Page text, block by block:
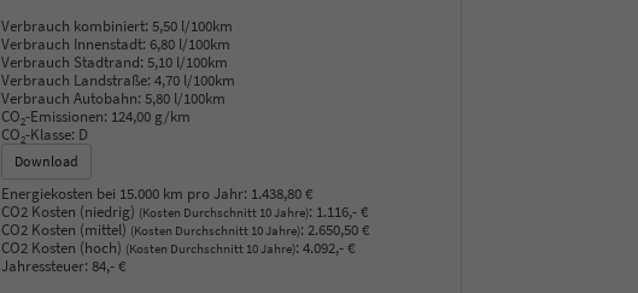
Verbrauch kombiniert: 5,50 l/100km
Verbrauch Innenstadt: 6,80 l/100km
Verbrauch Stadtrand: 5,10 l/100km
Verbrauch Landstraße: 4,70 l/100km
Verbrauch Autobahn: 5,80 l/100km
CO2-Emissionen: 124,00 g/km
CO2-Klasse: D
Download
Energiekosten bei 15.000 km pro Jahr: 1.438,80 €
CO2 Kosten (niedrig) (Kosten Durchschnitt 10 Jahre): 1.116,- €
CO2 Kosten (mittel) (Kosten Durchschnitt 10 Jahre): 2.650,50 €
CO2 Kosten (hoch) (Kosten Durchschnitt 10 Jahre): 4.092,- €
Jahressteuer: 84,- €